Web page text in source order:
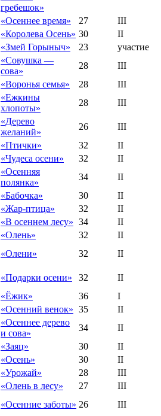
гребешок»
«Осеннее время» 27
III
«Королева Осень» 30
II
«Змей Горыныч» 23
участие
«Совушка —
сова»
28
III
«Воронья семья» 28
III
«Ежкины
хлопоты»
28 III
«Дерево
желаний»
26
III
«Птички» 32
II
«Чудеса осени» 32
II
«Осенняя
полянка»
34
II
«Бабочка» 30
II
«Жар-птица» 32
II
«В осеннем лесу» 34
II
«Олень» 32
II
«Олени» 32 II
«Подарки осени» 32
II
«Ёжик» 36
I
«Осенний венок» 35
II
«Осеннее дерево
и сова»
34
II
«Заяц» 30
II
«Осень» 30
II
«Урожай» 28
III
«Олень в лесу» 27
III
«Осенние заботы» 26
III